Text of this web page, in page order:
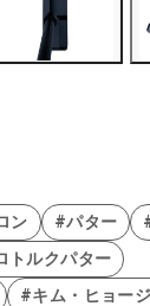
ン #パター
トルクパター
#キム・ヒョー